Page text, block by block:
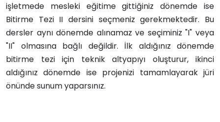
işletmede mesleki eğitime gittiğiniz dönemde ise
Bitirme Tezi II dersini seçmeniz gerekmektedir. Bu
dersler aynı dönemde alınamaz ve seçiminiz "I" veya
"II" olmasına bağlı değildir. İlk aldığınız dönemde
bitirme tezi için teknik altyapıyı oluşturur, ikinci
aldığınız dönemde ise projenizi tamamlayarak jüri
önünde sunum yaparsınız.